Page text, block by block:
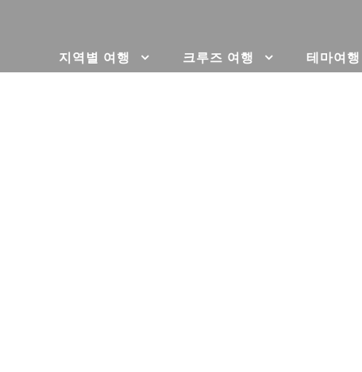
지역별 여행 크루즈 여행 테마여행